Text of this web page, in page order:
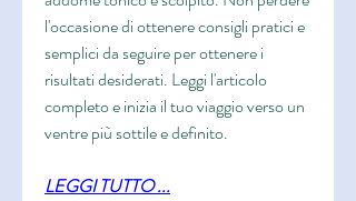
l'occasione di ottenere consigli pratici e
semplici da seguire per ottenere i
risultati desiderati. Leggi l'articolo
completo e inizia il tuo viaggio verso un
ventre più sottile e definito.
LEGGI TUTTO ...